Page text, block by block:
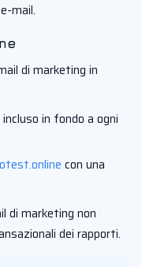
mail.
di marketing in
incluso in fondo a ogni
con una
di marketing non
dei rapporti.